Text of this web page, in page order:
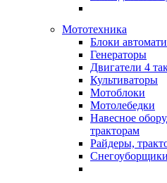
Мототехника
Блоки
Генераторы
Двигатели 4
Культиваторы
Мотоблоки
Мотолебедки
Навесное
тракторам
Райдеры,
Снегоуборщики